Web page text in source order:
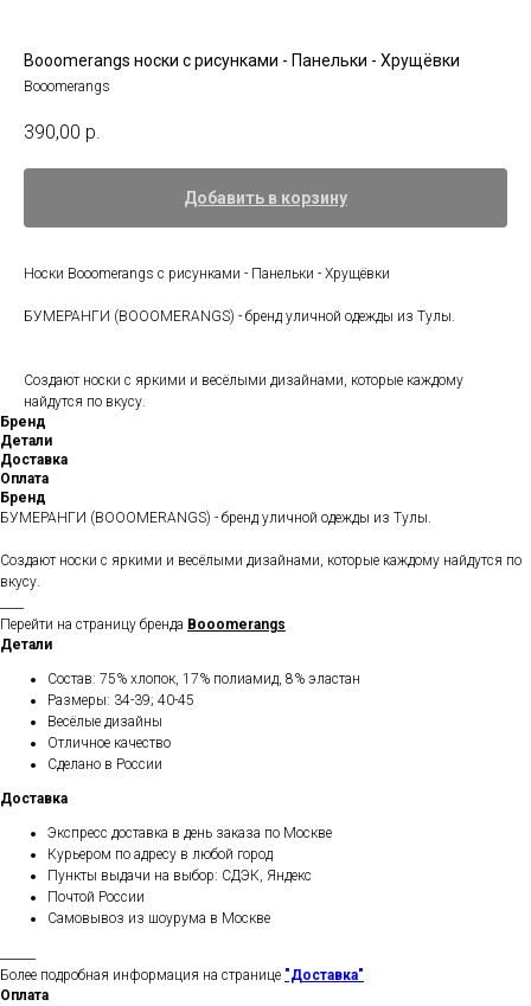
Booomerangs носки с рисунками - Панельки - Хрущёвки
Booomerangs
390,00 р.
Добавить в корзину
Носки Booomerangs с рисунками - Панельки - Хрущёвки
БУМЕРАНГИ (BOOOMERANGS) - бренд уличной одежды из Тулы.
Создают носки с яркими и весёлыми дизайнами, которые каждому
найдутся по вкусу.
Бренд
Детали
Доставка
Оплата
Бренд
БУМЕРАНГИ (BOOOMERANGS) - бренд уличной одежды из Тулы.
Создают носки с яркими и весёлыми дизайнами, которые каждому найдутся по
вкусу.
Перейти на страницу бренда Booomerangs
Детали
Состав: 75% хлопок, 17% полиамид, 8% эластан
Размеры: 34-39; 40-45
Весёлые дизайны
Отличное качество
Сделано в России
Доставка
Экспресс доставка в день заказа по Москве
Курьером по адресу в любой город
Пункты выдачи на выбор: СДЭК, Яндекс
Почтой России
Самовывоз из шоурума в Москве
Более подробная информация на странице "Доставка"
Оплата